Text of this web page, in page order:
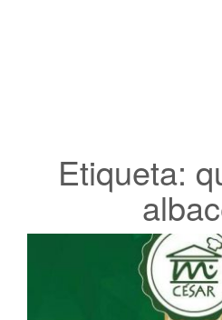
Etiqueta: